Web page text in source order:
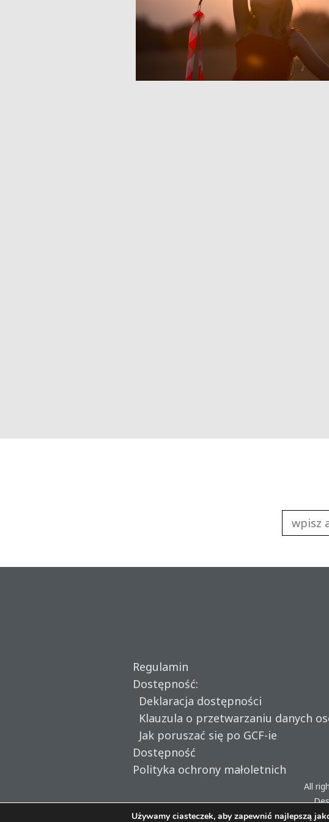
Regulamin
Dostępność:
Deklaracja dostępności
Klauzula o przetwarzaniu danych
Jak poruszać się po GCF-ie
Dostępność
Polityka ochrony małoletnich
All
Używamy ciasteczek, aby zapewnić najlepszą